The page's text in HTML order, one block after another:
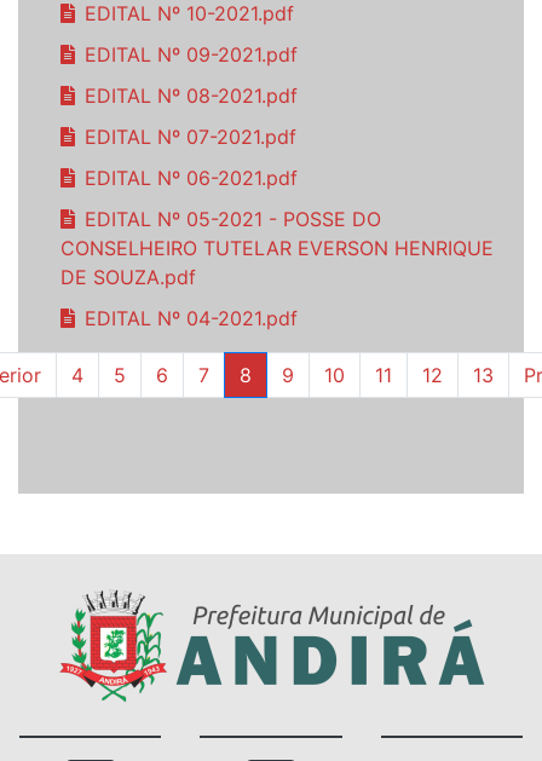
EDITAL Nº 10-2021.pdf
EDITAL Nº 09-2021.pdf
EDITAL Nº 08-2021.pdf
EDITAL Nº 07-2021.pdf
EDITAL Nº 06-2021.pdf
EDITAL Nº 05-2021 - POSSE DO
CONSELHEIRO TUTELAR EVERSON HENRIQUE
DE SOUZA.pdf
EDITAL Nº 04-2021.pdf
4 5 6 7 8 9 10 11 12 13